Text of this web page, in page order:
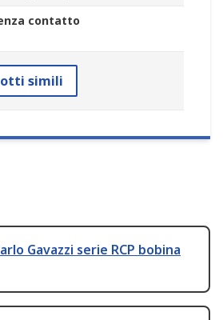
contatto
simili
Gavazzi serie RCP bobina